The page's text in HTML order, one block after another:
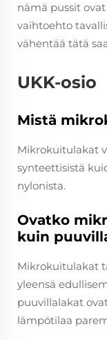
nämä pussit
vaihtoehto
vähentää tätä
UKK-osio
Mistä
Mikrokuitulakat
synteettisistä
nylonista.
Ovatko
kuin
Mikrokuitulakat
yleensä
puuvillalakat
lämpötilaa